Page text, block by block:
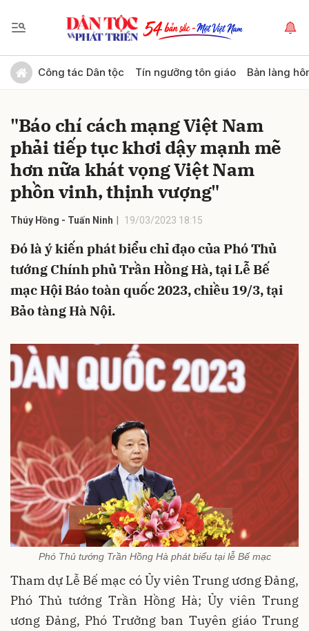
Công tác Dân tộc Tín ngưỡng tôn giáo Bản làng
"Báo chí cách mạng Việt Nam
phải tiếp tục khơi dậy mạnh mẽ
hơn nữa khát vọng Việt Nam
phồn vinh, thịnh vượng"
Thúy Hồng - Tuấn Ninh 19/03/2023 18:15
Đó là ý kiến phát biểu chỉ đạo của Phó Thủ
tướng Chính phủ Trần Hồng Hà, tại Lễ Bế
mạc Hội Báo toàn quốc 2023, chiều 19/3, tại
Bảo tàng Hà Nội.
Phó Thủ tướng Trần Hồng Hà phát biểu tại lễ Bế mạc
Tham dự Lễ Bế mạc có Ủy viên Trung ương Đảng,
Phó Thủ tướng Trần Hồng Hà; Ủy viên Trung
ương Đảng, Phó Trưởng ban Tuyên giáo Trung
Gửi bình luận